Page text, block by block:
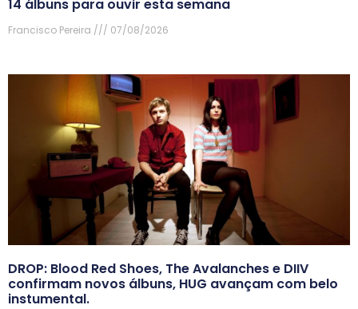
14 álbuns para ouvir esta semana
Francisco Pereira 07/08/2026
DROP: Blood Red Shoes, The Avalanches e DIIV
confirmam novos álbuns, HUG avançam com belo
instumental.